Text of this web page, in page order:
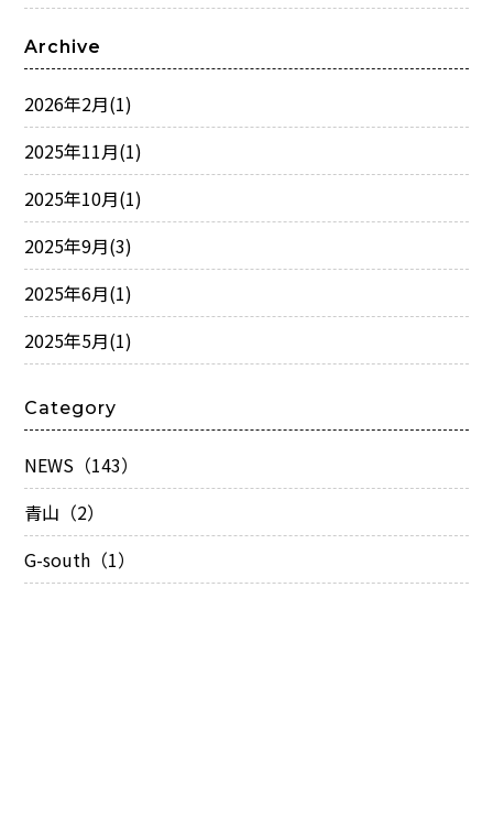
Archive
2026年2月(1)
2025年11月(1)
2025年10月(1)
2025年9月(3)
2025年6月(1)
2025年5月(1)
Category
NEWS（143）
青山（2）
G-south（1）